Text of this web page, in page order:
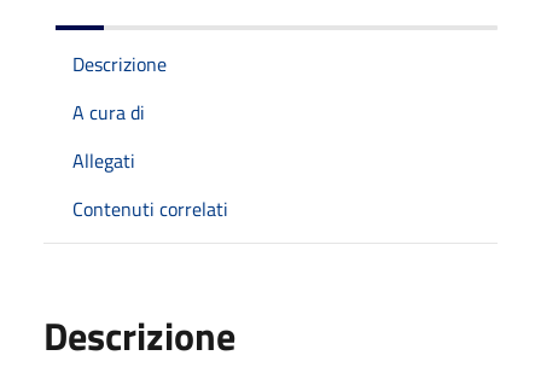
Descrizione
A cura di
Allegati
Contenuti correlati
Descrizione